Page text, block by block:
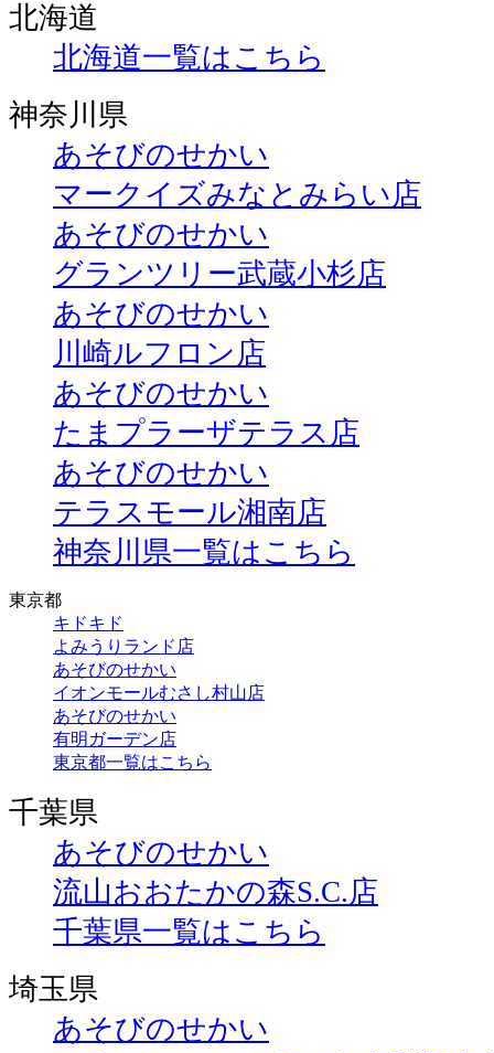
北海道
北海道一覧はこちら
神奈川県
あそびのせかい
マークイズみなとみらい店
あそびのせかい
グランツリー武蔵小杉店
あそびのせかい
川崎ルフロン店
あそびのせかい
たまプラーザテラス店
あそびのせかい
テラスモール湘南店
神奈川県一覧はこちら
東京都
キドキド
よみうりランド店
あそびのせかい
イオンモールむさし村山店
あそびのせかい
有明ガーデン店
東京都一覧はこちら
千葉県
あそびのせかい
流山おおたかの森S.C.店
千葉県一覧はこちら
埼玉県
あそびのせかい